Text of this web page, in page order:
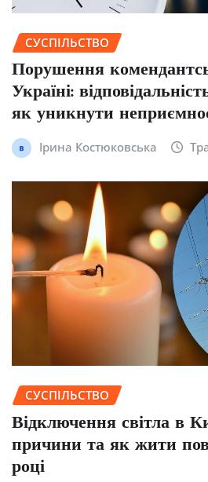
СУСПІЛЬСТВО
Порушення
Україні:
як уникнути
Ірина Костюковська
СУСПІЛЬСТВО
Відключення світла в
причини та як жити
році